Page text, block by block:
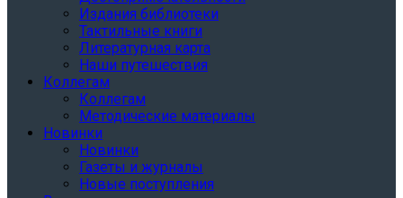
Издания библиотеки
Тактильные книги
Литературная карта
Наши путешествия
Коллегам
Коллегам
Методические материалы
Новинки
Новинки
Газеты и журналы
Новые поступления